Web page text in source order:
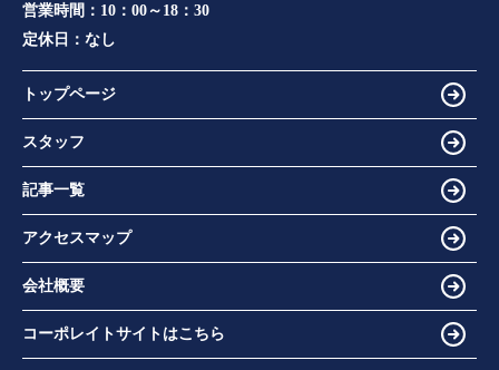
営業時間： 10：00～18：30
定休日： なし
トップページ
スタッフ
記事一覧
アクセスマップ
会社概要
コーポレイトサイトはこちら